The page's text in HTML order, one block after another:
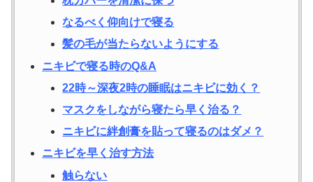
なるべく仰向けで寝る
髪の毛が当たらないようにする
ニキビで寝る時のQ&A
22時～深夜2時の睡眠はニキビに効く？
マスクをしながら寝たら早く治る？
ニキビに絆創膏を貼って寝るのはダメ？
ニキビを早く治す方法
触らない